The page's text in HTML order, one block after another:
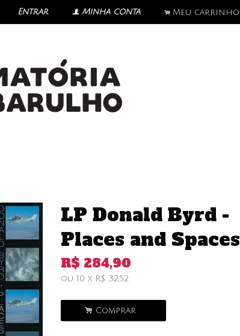
Entrar f Minha conta . Meu carrinho
LP Donald Byrd -
Places and Spaces
R$ 284,90
ou 10 x R$ 32,52
. Comprar